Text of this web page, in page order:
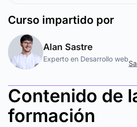
Curso impartido por
Alan Sastre
Experto en Desarrollo web
Contenido de
formación